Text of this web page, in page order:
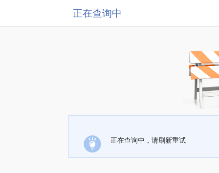
正在查询中
正在查询中，请刷新重试